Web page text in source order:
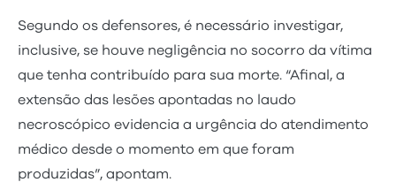
Segundo os defensores, é necessário investigar,
inclusive, se houve negligência no socorro da vítima
que tenha contribuído para sua morte. “Afinal, a
extensão das lesões apontadas no laudo
necroscópico evidencia a urgência do atendimento
médico desde o momento em que foram
produzidas”, apontam.